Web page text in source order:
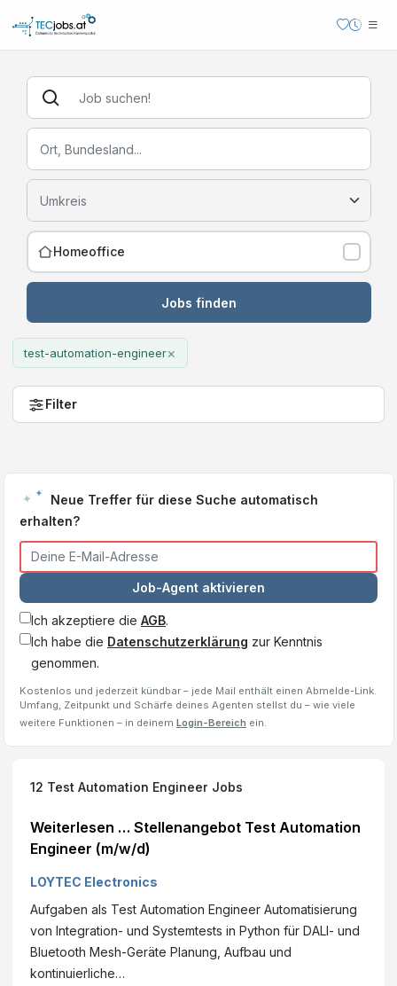
Homeoffice
Jobs finden
test-automation-engineer×
Filter
Neue Treffer für diese Suche automatisch
erhalten?
Job-Agent aktivieren
Ich akzeptiere die AGB.
Ich habe die Datenschutzerklärung zur Kenntnis
genommen.
Kostenlos und jederzeit kündbar – jede Mail enthält einen Abmelde-Link.
Umfang, Zeitpunkt und Schärfe deines Agenten stellst du – wie viele
weitere Funktionen – in deinem Login-Bereich ein.
12 Test Automation Engineer Jobs
Weiterlesen … Stellenangebot Test Automation
Engineer (m/w/d)
LOYTEC Electronics
Aufgaben als Test Automation Engineer Automatisierung
von Integration- und Systemtests in Python für DALI- und
Bluetooth Mesh-Geräte Planung, Aufbau und
kontinuierliche…